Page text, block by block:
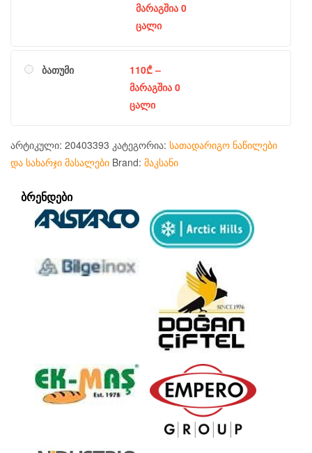
მარაგშია 0
ცალი
ბათუმი 110₾–
მარაგშია 0
ცალი
არტიკული: 20403393 კატეგორია: სათადარიგო ნაწილები
და სახარჯი მასალები Brand: მაკსანი
ᲑᲠᲔᲜᲓᲔᲑᲘ